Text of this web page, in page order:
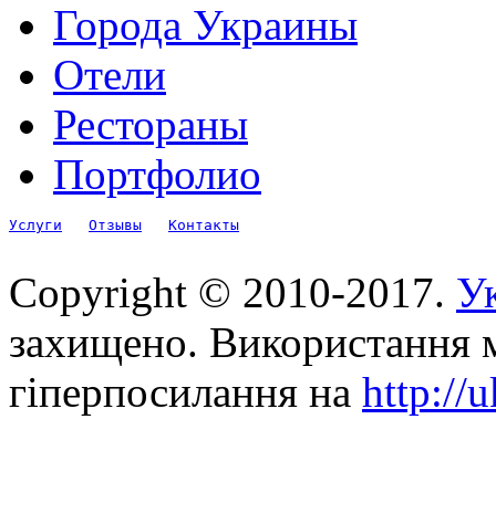
Города Украины
Отели
Рестораны
Портфолио
Услуги Отзывы Контакты
Copyright © 2010-2017.
захищено. Використання
гіперпосилання на http://